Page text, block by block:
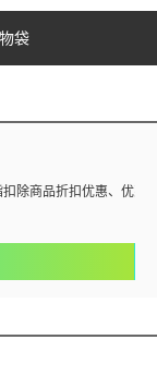
袋
除商品折扣优惠、优惠